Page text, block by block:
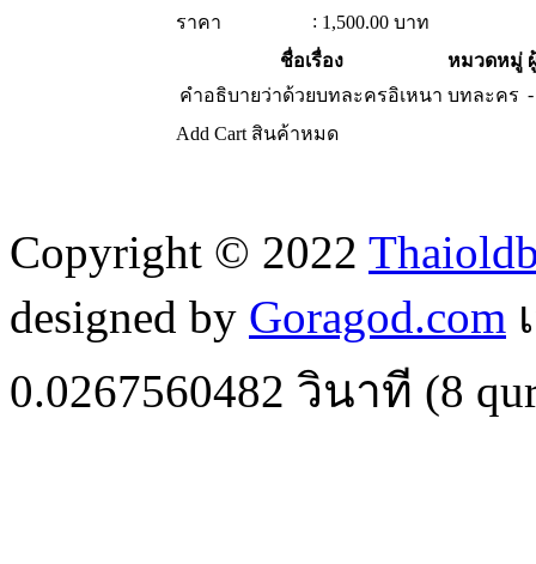
ราคา
: 1,500.00 บาท
ชื่อเรื่อง
หมวดหมู่
คำอธิบายว่าด้วยบทละครอิเหนา บทละคร -
Add Cart สินค้าหมด
Copyright © 2022
designed by Goragod.com
0.0267560482 วินาที (8